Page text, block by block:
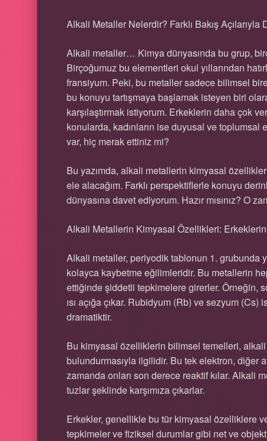
Alkali Metaller Nelerdir? Farklı Bakış
Alkali metaller… Kimya dünyasında bu grup,
Birçoğumuz bu elementleri okul yıllarından
fransiyum. Peki, bu metaller sadece bilimsel
bu konuyu tartışmaya başlamak isteyen biri
karşılaştırmak istiyorum. Erkeklerin daha çok
konularda, kadınların ise duyusal ve toplumsal
var, hiç merak ettiniz mi?
Bu yazımda, alkali metallerin kimyasal
ele alacağım. Farklı perspektiflerle konuyu
dünyasına davet ediyorum. Hazır mısınız? O
Alkali Metallerin Kimyasal Özellikleri: Erkeklerin
Alkali metaller, periyodik tablonun 1. grubunda
kolayca kaybetme eğilimleridir. Bu metallerin
ettiğinde şiddetli tepkimelere girerler. Örneğin,
ısı açığa çıkar. Rubidyum (Rb) ve sezyum
dramatiktir.
Bu kimyasal özelliklerin bilimsel temelleri,
bulundurmasıyla ilgilidir. Bu tek elektron, diğer
zamanda onları son derece reaktif kılar. Alkali
tuzlar şeklinde karşımıza çıkarlar.
Erkekler, genellikle bu tür kimyasal özelliklere
tepkimeler ve fiziksel durumlar gibi net ve